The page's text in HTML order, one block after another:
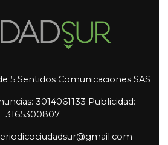
5 Sentidos Comunicaciones SAS
3014061133 Publicidad:
3165300807